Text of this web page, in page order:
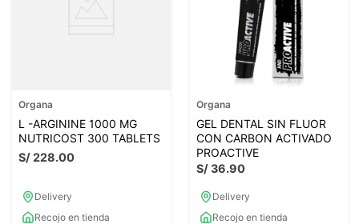
Organa
L -ARGININE 1000 MG
NUTRICOST 300 TABLETS
S/228.00
Delivery
Recojo en tienda
Organa
GEL DENTAL SIN FLUOR
CON CARBON ACTIVADO
PROACTIVE
S/36.90
Delivery
Recojo en tienda